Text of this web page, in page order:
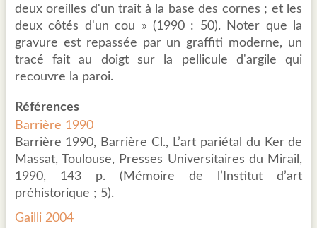
deux oreilles d'un trait à la base des cornes ; et les
deux côtés d'un cou » (1990 : 50). Noter que la
gravure est repassée par un graffiti moderne, un
tracé fait au doigt sur la pellicule d'argile qui
recouvre la paroi.
Références
Barrière 1990
Barrière 1990, Barrière Cl., L’art pariétal du Ker de
Massat, Toulouse, Presses Universitaires du Mirail,
1990, 143 p. (Mémoire de l’Institut d’art
préhistorique ; 5).
Gailli 2004